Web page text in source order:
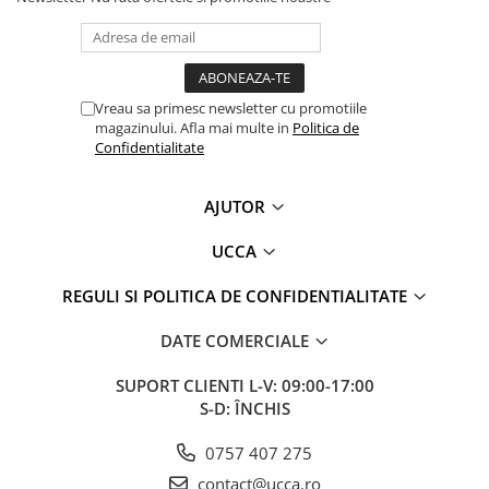
Vreau sa primesc newsletter cu promotiile
magazinului. Afla mai multe in Politica de
Confidentialitate
AJUTOR
UCCA
REGULI SI POLITICA DE CONFIDENTIALITATE
DATE COMERCIALE
SUPORT CLIENTI L-V: 09:00-17:00
S-D: ÎNCHIS
0757 407 275
contact@ucca.ro